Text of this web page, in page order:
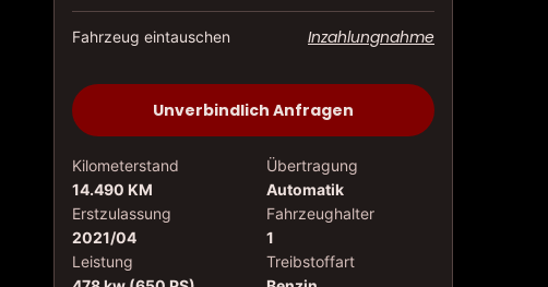
Fahrzeug eintauschen Inzahlungnahme
Unverbindlich Anfragen
Kilometerstand
14.490 KM
Erstzulassung
2021/04
Leistung
Übertragung
Automatik
Fahrzeughalter
1
Treibstoffart